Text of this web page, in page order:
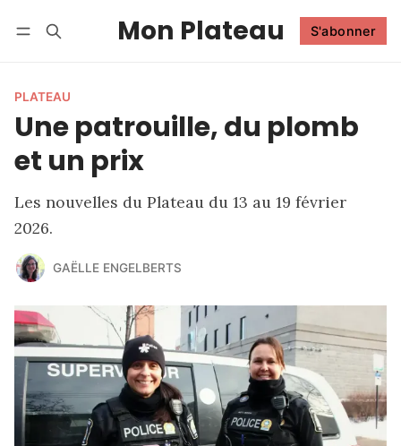
Mon Plateau S'abonner
PLATEAU
Une patrouille, du plomb
et un prix
Les nouvelles du Plateau du 13 au 19 février
2026.
GAËLLE ENGELBERTS